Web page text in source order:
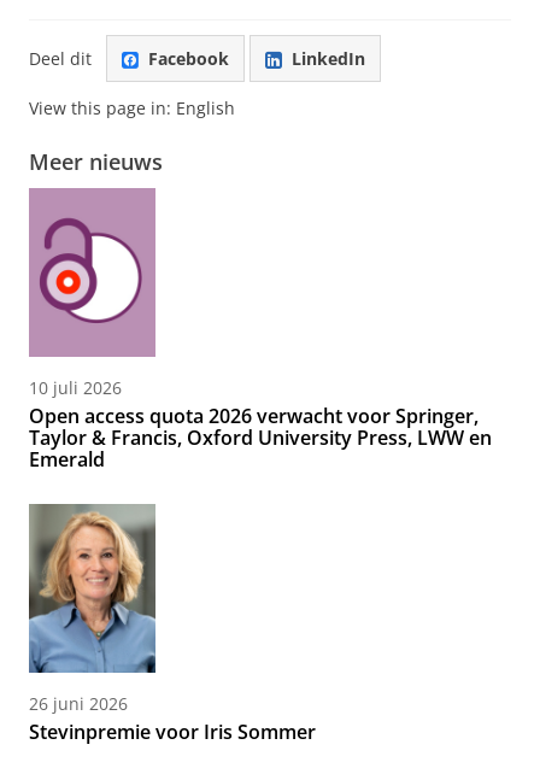
Deel dit Facebook LinkedIn
View this page in: English
Meer nieuws
10 juli 2026
Open access quota 2026 verwacht voor Springer,
Taylor & Francis, Oxford University Press, LWW en
Emerald
26 juni 2026
Stevinpremie voor Iris Sommer